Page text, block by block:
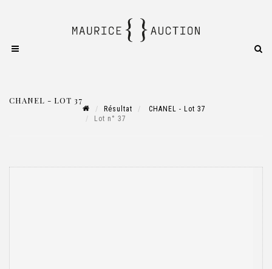
CHANEL - LOT 37
Résultat
CHANEL - Lot 37
Lot n° 37